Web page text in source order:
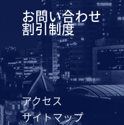
お問い合わせ
割引制度
アクセス
サイトマップ